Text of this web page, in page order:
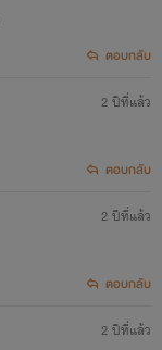
ตอบกลับ
2 ปีที่แล้ว
ตอบกลับ
2 ปีที่แล้ว
ตอบกลับ
2 ปีที่แล้ว